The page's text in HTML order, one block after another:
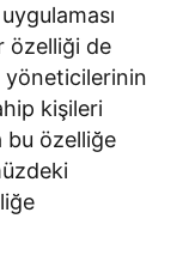
özelliği de
yöneticilerinin
kişileri
bu özelliğe